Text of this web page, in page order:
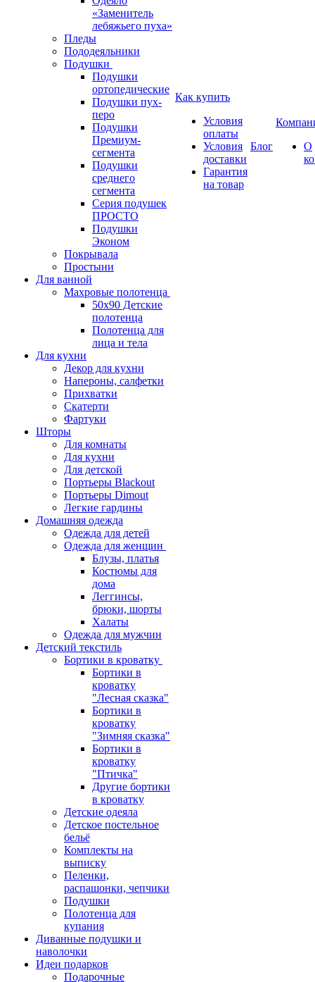
«Заменитель
лебяжьего пуха»
Пледы
Пододеяльники
Подушки
Подушки
ортопедические
Подушки пух-
перо
Подушки
Премиум-
сегмента
Подушки
среднего
сегмента
Серия подушек
ПРОСТО
Подушки
Эконом
Покрывала
Простыни
Для ванной
Махровые полотенца
50х90 Детские
полотенца
Полотенца для
лица и тела
Для кухни
Декор для кухни
Напероны, салфетки
Прихватки
Скатерти
Фартуки
Шторы
Для комнаты
Для кухни
Для детской
Портьеры Blackout
Портьеры Dimout
Легкие гардины
Домашняя одежда
Одежда для детей
Одежда для женщин
Блузы, платья
Костюмы для
дома
Леггинсы,
брюки, шорты
Халаты
Одежда для мужчин
Детский текстиль
Бортики в кроватку
Бортики в
кроватку
"Лесная сказка"
Бортики в
кроватку
"Зимняя сказка"
Бортики в
кроватку
"Птичка"
Другие бортики
в кроватку
Детские одеяла
Детское постельное
бельё
Комплекты на
выписку
Пеленки,
распашонки, чепчики
Подушки
Полотенца для
купания
Диванные подушки и
наволочки
Идеи подарков
Подарочные
Как купить
Условия
оплаты
Условия
доставки
Гарантия
на товар
Блог
О